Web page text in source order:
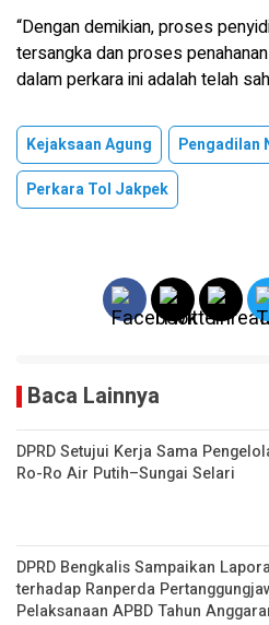
“Dengan demikian, proses
tersangka dan proses
dalam perkara ini adalah telah
Kejaksaan Agung
Pengadilan
Perkara Tol Jakpek
Baca Lainnya
DPRD Setujui Kerja Sama
Ro-Ro Air Putih–Sungai Selari
DPRD Bengkalis Sampaikan
terhadap Ranperda
Pelaksanaan APBD Tahun